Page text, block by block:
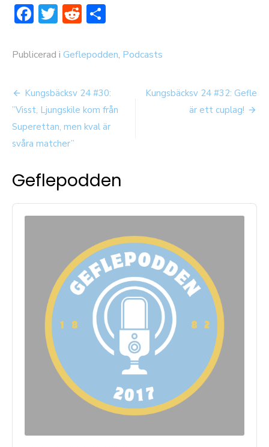
Facebook
Twitter
Reddit
Publicerad i Geflepodden, Podcasts
Inläggsnavigering
Kungsbäcksv 24 #30:
”Visst, Ljungskile kom från
Superettan, men kval är
svåra matcher”
Kungsbäcksv 24 #32: Gefle
är ett cuplag!
Geflepodden
Audio
Player